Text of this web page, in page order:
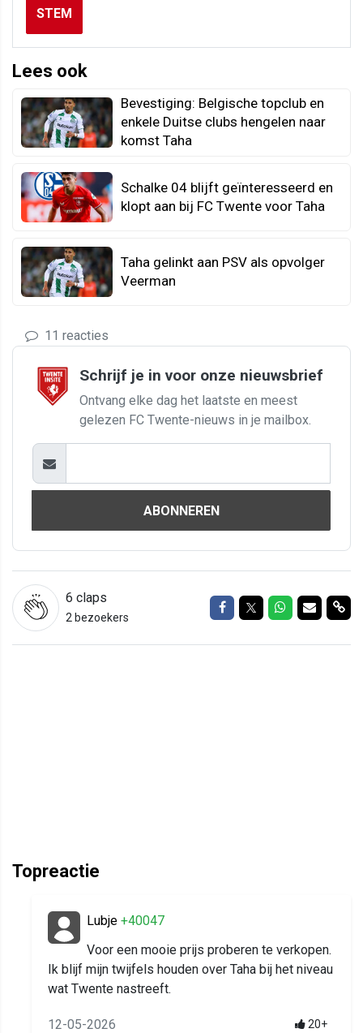
STEM
Lees ook
Bevestiging: Belgische topclub en
enkele Duitse clubs hengelen naar
komst Taha
Schalke 04 blijft geïnteresseerd en
klopt aan bij FC Twente voor Taha
Taha gelinkt aan PSV als opvolger
Veerman
11 reacties
Schrijf je in voor onze nieuwsbrief
Ontvang elke dag het laatste en meest
gelezen FC Twente-nieuws in je mailbox.
ABONNEREN
6 claps
2 bezoekers
Delen op Facebook
Delen op Twitter
Delen op
Delen
Topreactie
Lubje +40047
Voor een mooie prijs proberen te verkopen.
Ik blijf mijn twijfels houden over Taha bij het niveau
wat Twente nastreeft.
12-05-2026 20+